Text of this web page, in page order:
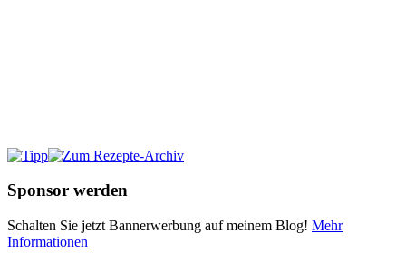
Sponsor werden
Schalten Sie jetzt Bannerwerbung auf meinem Blog! Mehr
Informationen